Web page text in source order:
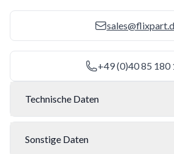
+49 (0)40 85 180
Technische Daten
Sonstige Daten